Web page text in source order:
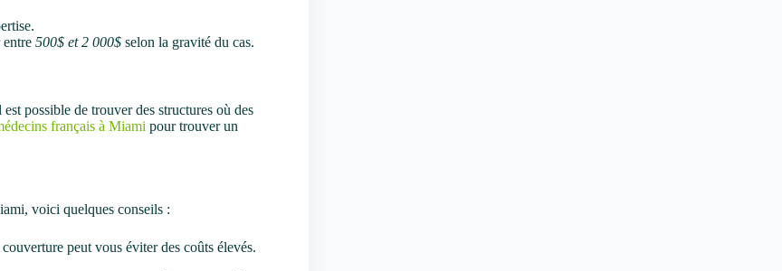
entre 500$ et 2 000$ selon la gravité du cas.
possible de trouver des structures où des
français à Miami pour trouver un
voici quelques conseils :
peut vous éviter des coûts élevés.